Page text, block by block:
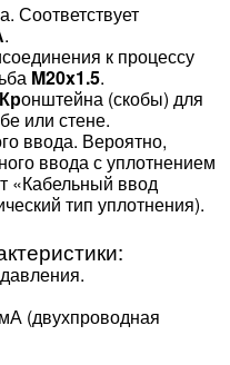
Соответствует
.
к процессу
M20x1.5.
Кронштейна (скобы) для
или стене.
ввода. Вероятно,
ввода с уплотнением
«Кабельный ввод
тип уплотнения).
(двухпроводная